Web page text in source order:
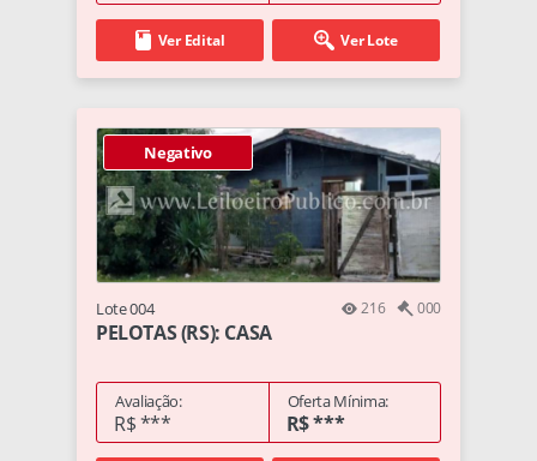
Ver Edital Ver Lote
Negativo
Lote 004 216 000
PELOTAS (RS): CASA
Avaliação:
R$ ***
Oferta Mínima:
R$ ***